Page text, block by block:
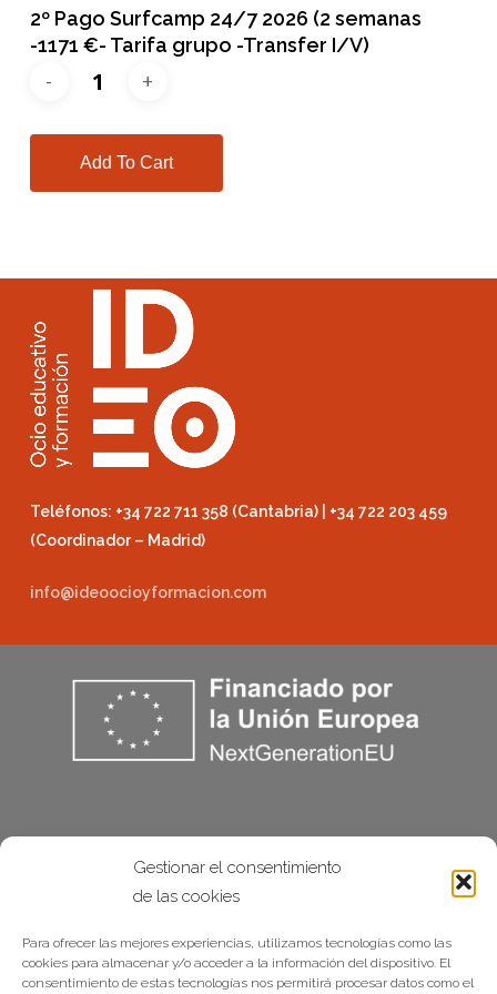
Gestionar el consentimiento
de las cookies
Para ofrecer las mejores experiencias, utilizamos tecnologías como las
cookies para almacenar y/o acceder a la información del dispositivo. El
consentimiento de estas tecnologías nos permitirá procesar datos como el
2º Pago Surfcamp 24/7 2026 (2 semanas
-1171 €- Tarifa grupo -Transfer I/V)
Add To Cart
Teléfonos: +34 722 711 358 (Cantabria) | +34 722 203 459
(Coordinador – Madrid)
info@ideoocioyformacion.com